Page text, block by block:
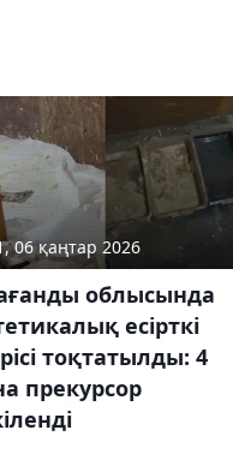
06 қаңтар 2026
облысында
есірткі
тоқтатылды: 4
прекурсор